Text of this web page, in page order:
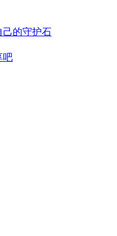
己的守护石
吧